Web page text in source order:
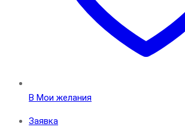
В Мои желания
Заявка